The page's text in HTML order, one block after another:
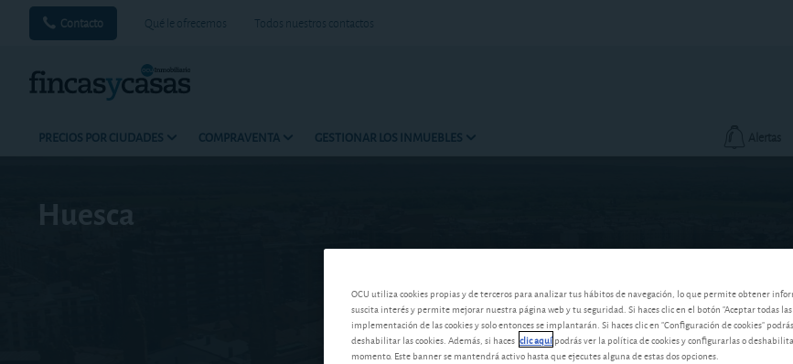
Contacto Qué le ofrecemos Todos nuestros contactos
PRECIOS POR CIUDADES COMPRAVENTA GESTIONAR LOS INMUEBLES
Huesca
OCU utiliza cookies propias y de terceros para analizar tus hábitos de navegación, lo que permite obtener
suscita interés y permite mejorar nuestra página web y tu seguridad. Si haces clic en el botón "Aceptar todas las
implementación de las cookies y solo entonces se implantarán. Si haces clic en "Configuración de cookies"
deshabilitar las cookies. Además, si haces clic aquípodrás ver la política de cookies y configurarlas o
momento. Este banner se mantendrá activo hasta que ejecutes alguna de estas dos opciones.